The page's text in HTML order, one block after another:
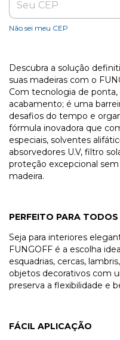
Não sei meu CEP
Descubra a solução
suas madeiras com o
Com tecnologia de
acabamento; é uma
desafios do tempo e
fórmula inovadora que
especiais, solventes
absorvedores U.V, filtro
proteção excepcional
madeira.
PERFEITO PARA
Seja para interiores
FUNGOFF é a escolha
esquadrias, cercas,
objetos decorativos com
preserva a flexibilidade e
FÁCIL APLICAÇÃO